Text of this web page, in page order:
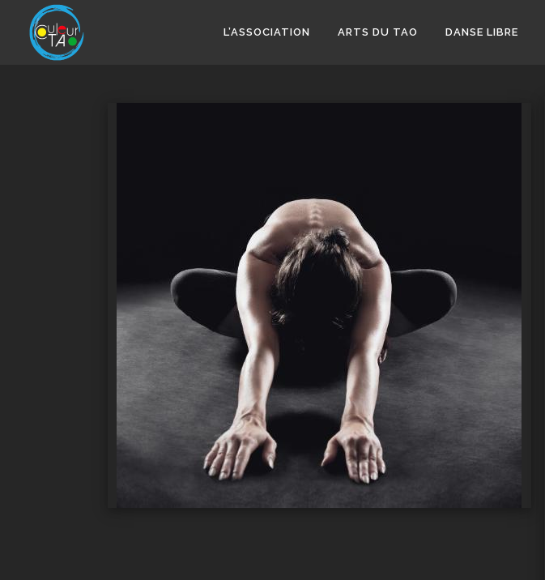
contenu
L’ASSOCIATION ARTS DU TAO DANSE LIBRE